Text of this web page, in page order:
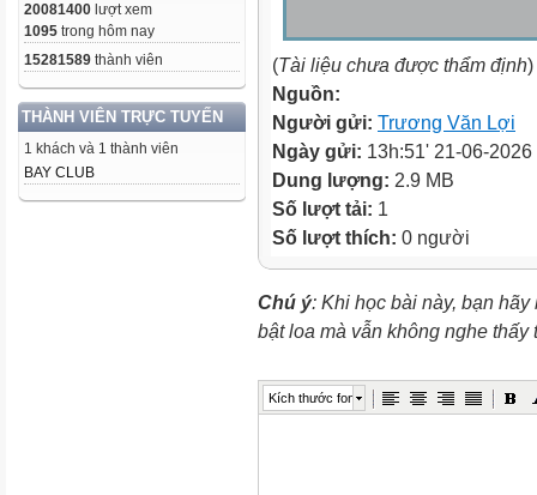
20081400 lượt xem
1095 trong hôm nay
15281589 thành viên
THÀNH VIÊN TRỰC TUYẾN
1 khách và 1 thành viên
BAY CLUB
(Tài liệu chưa được thẩm định)
Nguồn:
Người gửi: Trương Văn Lợi
Ngày gửi: 13h:51' 21-06-2026
Dung lượng: 2.9 MB
Số lượt tải: 1
Số lượt thích: 0 người
Chú ý: Khi học bài này, bạn
bật loa mà vẫn không nghe
Kích thước font